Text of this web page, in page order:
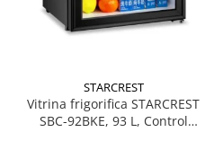
STARCREST
Vitrina frigorifica STARCREST
SBC-92BKE, 93 L, Control